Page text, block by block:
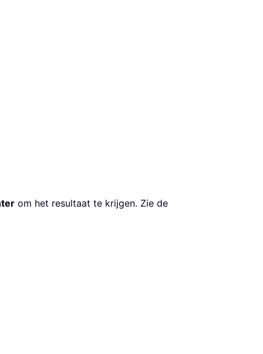
om het resultaat te krijgen. Zie de